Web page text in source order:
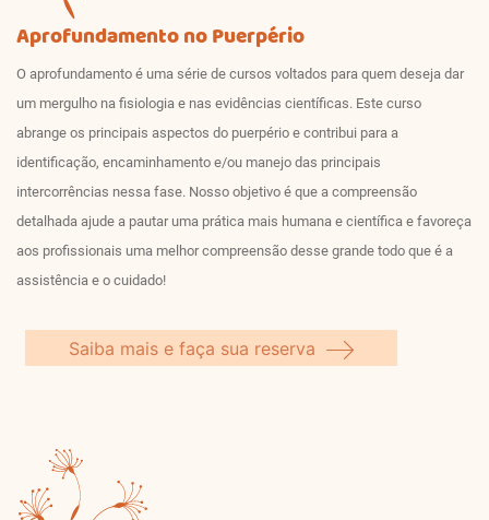
Aprofundamento no Puerpério
O aprofundamento é uma série de cursos voltados para quem deseja dar
um mergulho na fisiologia e nas evidências científicas. Este curso
abrange os principais aspectos do puerpério e contribui para a
identificação, encaminhamento e/ou manejo das principais
intercorrências nessa fase. Nosso objetivo é que a compreensão
detalhada ajude a pautar uma prática mais humana e científica e favoreça
aos profissionais uma melhor compreensão desse grande todo que é a
assistência e o cuidado!
Saiba mais e faça sua reserva